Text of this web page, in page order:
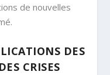
de nouvelles
DES
CRISES